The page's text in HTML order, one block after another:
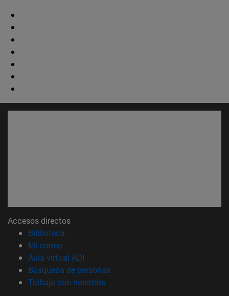
Accesos directos
Biblioteca
Mi correo(abre en nueva ventana)
Aula virtual ADI
Búsqueda de personas(abre en nueva ventana)
Trabaja con nosotros(abre en nueva ventana)